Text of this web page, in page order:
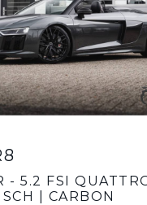
- 5.2 FSI
| CARBON